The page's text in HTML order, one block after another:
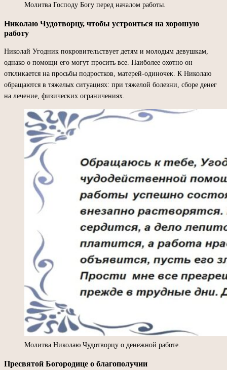
Молитва Господу Богу перед началом работы.
Николаю Чудотворцу, чтобы устроиться на хорошую
работу
Николай Угодник покровительствует детям и молодым девушкам,
однако о помощи его могут просить все. Наиболее охотно он
откликается на просьбы подростков, матерей-одиночек. К Николаю
обращаются в тяжелых ситуациях: при тяжелой болезни, сборе денег
на лечение, физических ограничениях.
Молитва Николаю Чудотворцу о денежной работе.
Пресвятой Богородице о благополучии